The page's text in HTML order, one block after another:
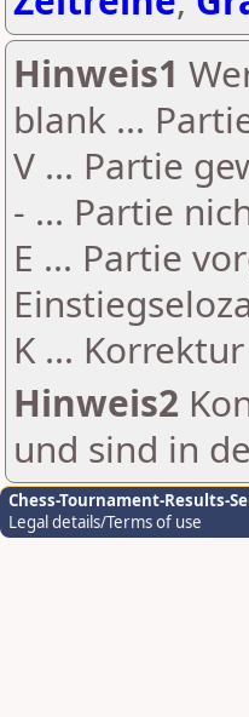
Hinweis1
blank ...
V ... Partie
- ... Partie
E ... Partie
K ...
Hinweis2
und sind in
Chess-Tournament-Results-
Legal details/Terms of use